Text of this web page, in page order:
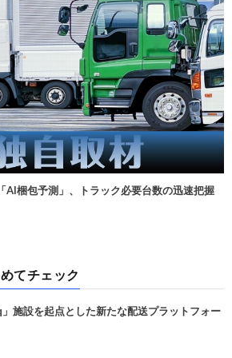
AI梱包予測」、トラック必要台数の迅速把握
めてチェック
施設を起点とした新たな配送プラットフォー